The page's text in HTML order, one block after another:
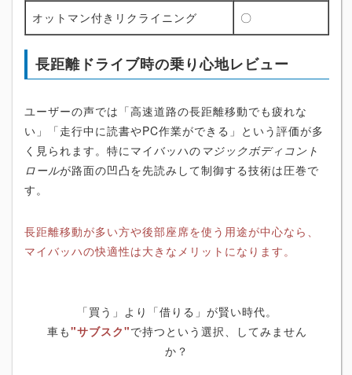
オットマン付きリクライニング 〇
長距離ドライブ時の乗り心地レビュー
ユーザーの声では「高速道路の長距離移動でも疲れな
い」「走行中に読書やPC作業ができる」という評価が多
く見られます。特にマイバッハの マジックボディコント
ロールが路面の凹凸を先読みして制御する技術は圧巻で
す。
長距離移動が多い方や後部座席を使う用途が中心なら、
マイバッハの快適性は大きなメリットになります。
「買う」より「借りる」が賢い時代。
車も"サブスク"で持つという選択、してみません
か？